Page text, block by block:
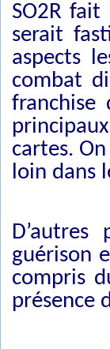
SO2R
serait
aspects
combat
franchise
cartes.
loin dans
D’autres
guérison
compris
présence